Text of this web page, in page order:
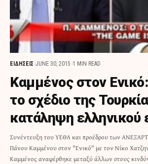
ΕΙΔΗΣΕΙΣ JUNE 30, 2015 1 MIN READ
Καμμένος στον
το σχέδιο της
κατάληψη ελληνικού
Συνέντευξη του ΥΕΘΑ και προέδρου των
Πάνου Καμμένου στον "Ενικό" με τον Νίκο
Καμμένος αναφέρθηκε μεταξύ άλλων στους